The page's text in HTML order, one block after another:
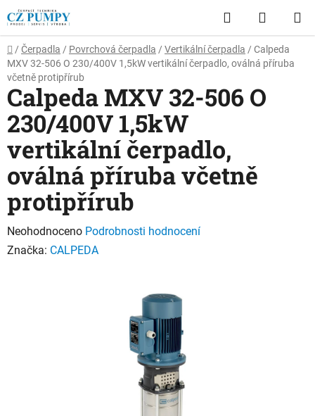
Přejít
na
obsah
Hledat
KOŠÍK
Domů
/ Čerpadla / Povrchová čerpadla / Vertikální čerpadla / Calpeda
MXV 32-506 O 230/400V 1,5kW vertikální čerpadlo, oválná příruba
včetně protipřírub
Calpeda MXV 32-506 O
230/400V 1,5kW
vertikální čerpadlo,
oválná příruba včetně
protipřírub
Průměrné
hodnocení
Neohodnoceno Podrobnosti hodnocení
Značka: CALPEDA